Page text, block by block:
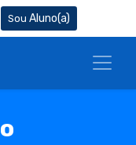
Aluno(a)